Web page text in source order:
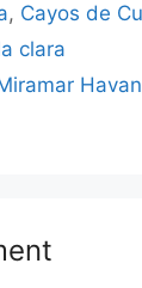
, Cayos de
clara